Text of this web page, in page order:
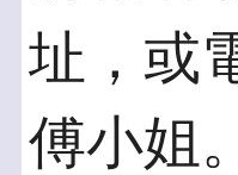
址，或
傅小姐。